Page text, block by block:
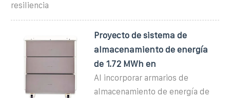
resiliencia
Proyecto de sistema de
almacenamiento de energía
de 1.72 MWh en
Al incorporar armarios de
almacenamiento de energía de